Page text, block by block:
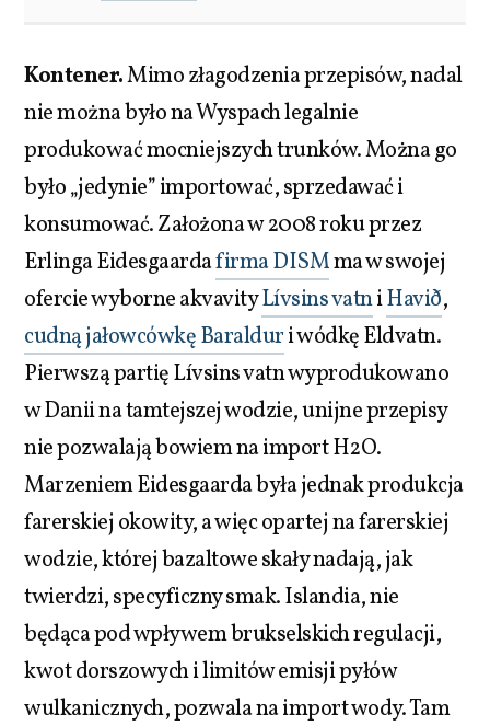
Kontener.Mimo złagodzenia przepisów, nadal
nie można było na Wyspach legalnie
produkować mocniejszych trunków. Można go
było „jedynie” importować, sprzedawać i
konsumować. Założona w 2008 roku przez
Erlinga Eidesgaardafirma DISMma w swojej
ofercie wyborne akvavityLívsins vatniHavið,
cudną jałowcówkę Baralduri wódkę Eldvatn.
Pierwszą partię Lívsins vatn wyprodukowano
w Danii na tamtejszej wodzie, unijne przepisy
nie pozwalają bowiem na import H2O.
Marzeniem Eidesgaarda była jednak produkcja
farerskiej okowity, a więc opartej na farerskiej
wodzie, której bazaltowe skały nadają, jak
twierdzi, specyficzny smak. Islandia, nie
będąca pod wpływem brukselskich regulacji,
kwot dorszowych i limitów emisji pyłów
wulkanicznych, pozwala na import wody. Tam